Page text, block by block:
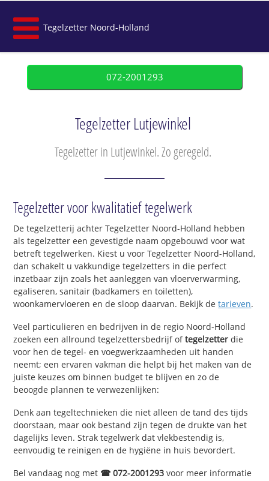
Tegelzetter Noord-Holland
072-2001293
Tegelzetter Lutjewinkel
Tegelzetter in Lutjewinkel. Zo geregeld.
Tegelzetter voor kwalitatief tegelwerk
De tegelzetterij achter Tegelzetter Noord-Holland hebben
als tegelzetter een gevestigde naam opgebouwd voor wat
betreft tegelwerken. Kiest u voor Tegelzetter Noord-Holland,
dan schakelt u vakkundige tegelzetters in die perfect
inzetbaar zijn zoals het aanleggen van vloerverwarming,
egaliseren, sanitair (badkamers en toiletten),
woonkamervloeren en de sloop daarvan. Bekijk detarieven.
Veel particulieren en bedrijven in de regio Noord-Holland
zoeken een allround tegelzettersbedrijf oftegelzetter die
voor hen de tegel- en voegwerkzaamheden uit handen
neemt; een ervaren vakman die helpt bij het maken van de
juiste keuzes om binnen budget te blijven en zo de
beoogde plannen te verwezenlijken:
Denk aan tegeltechnieken die niet alleen de tand des tijds
doorstaan, maar ook bestand zijn tegen de drukte van het
dagelijks leven. Strak tegelwerk dat vlekbestendig is,
eenvoudig te reinigen en de hygiëne in huis bevordert.
Bel vandaag nog met ☎ 072-2001293 voor meer informatie